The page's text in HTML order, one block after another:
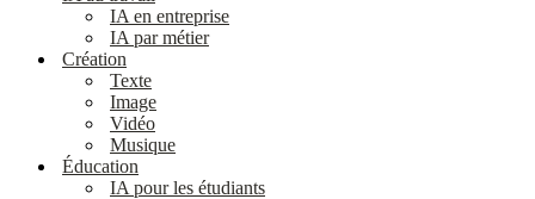
IA en entreprise
IA par métier
Création
Texte
Image
Vidéo
Musique
Éducation
IA pour les étudiants